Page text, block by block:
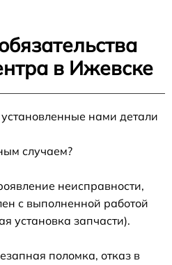
в Ижевске
нами детали
случаем?
неисправности,
с выполненной работой
установка запчасти).
поломка, отказ в